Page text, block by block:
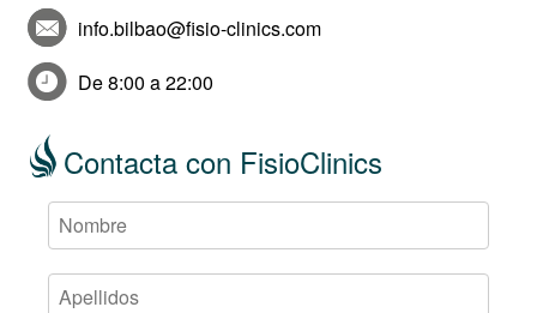
info.bilbao@fisio-clinics.com
De 8:00 a 22:00
Contacta con FisioClinics